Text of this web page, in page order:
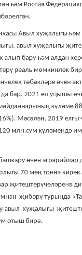
һәм Россия
Авыл хуҗалыгы һәм
авыл хуҗалыгы
алып бару һәм алдан
реаль мөмкинлек
төбәкләре өчен
да бар. 2021 ел уңышы
мәйданнарының күләме
Мәсәлән, 2019 елгы
млн.сум күләмендә
өчен аграрийлар
70 мең тонна
җитештерүчеләренә
җибәрү турында
авыл хуҗалыгы
отыш бирә.